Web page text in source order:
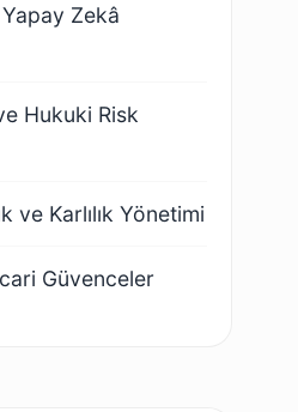
Zekâ
Hukuki Risk
ve Karlılık Yönetimi
Güvenceler